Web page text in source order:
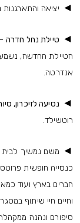
◄ יציאה
◄ טיילת נחל חדרה–
הטיילת החדשה, נשמע
אנדרטה.
◄ נסיעה לזיכרון,
רוטשילד.
◄ משם נמשיך
חברים בארץ ועוד
וחיים חיי שיתוף
סיפורם ונהנה